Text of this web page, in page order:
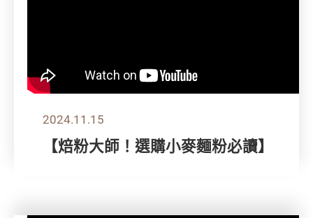
2024.11.15
【焙粉大師！選購小麥麵粉必讀】